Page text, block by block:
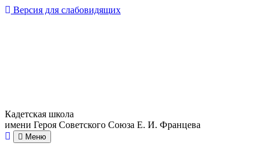
Версия для слабовидящих
Кадетская школа
имени Героя Советского Союза Е. И. Францева
Меню